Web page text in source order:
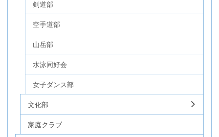
剣道部
空手道部
山岳部
水泳同好会
女子ダンス部
文化部
家庭クラブ